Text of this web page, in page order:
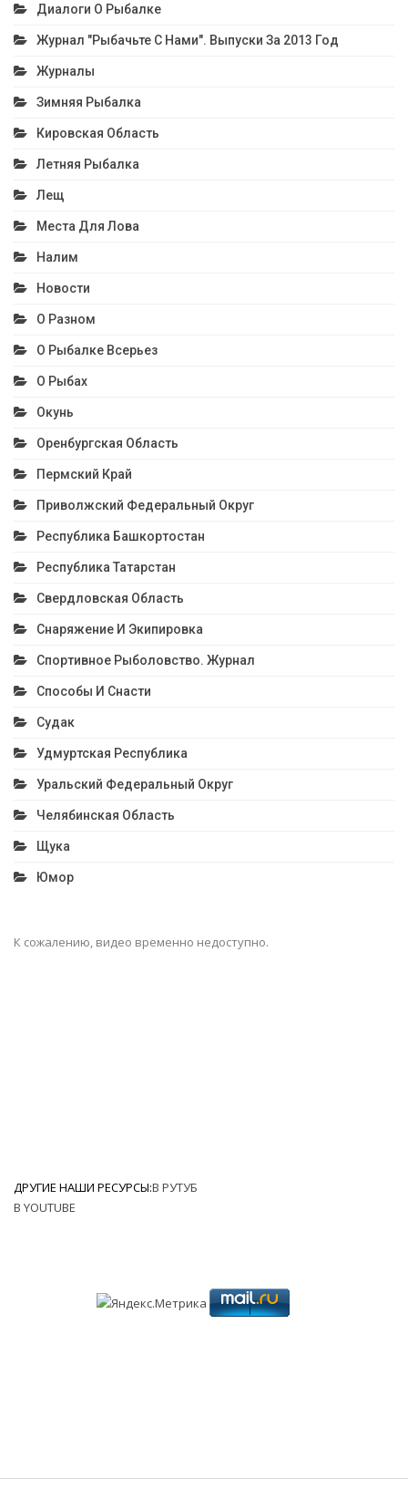
Диалоги О Рыбалке
Журнал "Рыбачьте С Нами". Выпуски За 2013 Год
Журналы
Зимняя Рыбалка
Кировская Область
Летняя Рыбалка
Лещ
Места Для Лова
Налим
Новости
О Разном
О Рыбалке Всерьез
О Рыбах
Окунь
Оренбургская Область
Пермский Край
Приволжский Федеральный Округ
Республика Башкортостан
Республика Татарстан
Свердловская Область
Снаряжение И Экипировка
Спортивное Рыболовство. Журнал
Способы И Снасти
Судак
Удмуртская Республика
Уральский Федеральный Округ
Челябинская Область
Щука
Юмор
К сожалению, видео временно недоступно.
ДРУГИЕ НАШИ РЕСУРСЫ:В РУТУБ
В YOUTUBE